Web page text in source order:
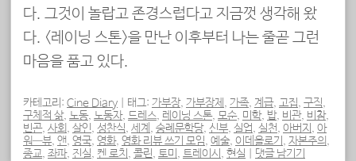
다. 그것이 놀랍고 존경스럽다고 지금껏 생각해 왔
다. <레이닝 스톤>을 만난 이후부터 나는 줄곧 그런
마음을 품고 있다.
카테고리: Cine Diary 태그: 가부장, 가부장제 , 가족, 계급, 고집, 구직,
구체적 삶, 노동, 노동자, 드레스, 레이닝 스톤, 모순, 미학, 밥, 비관, 비참,
빈곤, 사회, 살인, 성찬식, 세계 , 숭례문학당, 신부, 실업, 실천, 아버지 , 아
워—뷰, 앤, 영국, 영화, 영화 리뷰 쓰기 모임, 예술, 이데올로기 , 자본주의,
종교, 좌파, 진실, 켄 로치 , 콜린, 토미 , 트레이시 , 현실 댓글 남기기